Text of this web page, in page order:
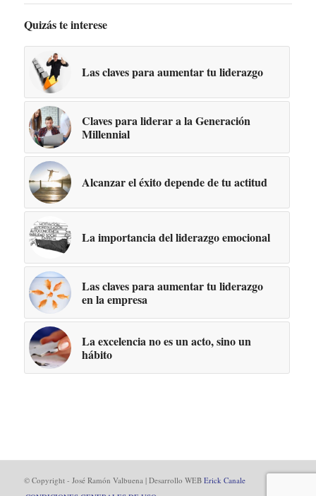
Quizás te interese
Las claves para aumentar tu liderazgo
Claves para liderar a la Generación
Millennial
Alcanzar el éxito depende de tu actitud
La importancia del liderazgo emocional
Las claves para aumentar tu liderazgo
en la empresa
La excelencia no es un acto, sino un
hábito
© Copyright - José Ramón Valbuena | Desarrollo WEB Erick Canale